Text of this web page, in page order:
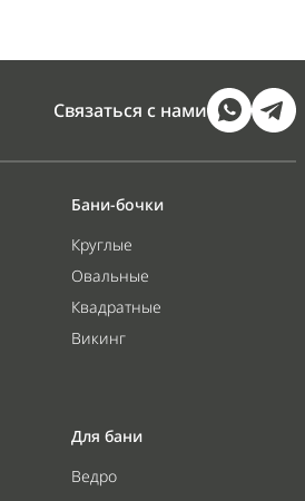
Связаться с нами
Бани-бочки
Круглые
Овальные
Квадратные
Викинг
Для бани
Ведро